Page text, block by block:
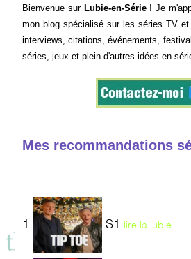
Bienvenue sur Lubie-en-Série! Je
mon blog spécialisé sur les séries TV
interviews, citations, événements,
séries, jeux et plein d'autres idées en
Mes recommandations
1 S1 lire la lubie